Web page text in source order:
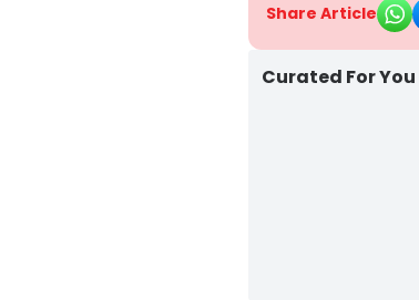
Share Article
Curated For You